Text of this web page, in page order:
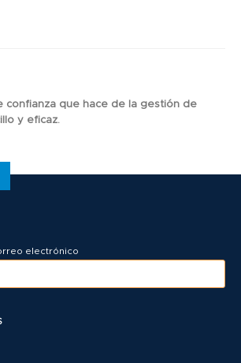
confianza que hace de la gestión de
y eficaz.
electrónico